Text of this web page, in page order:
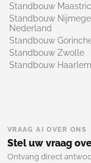
Standbouw
Standbouw
Nederland
Standbouw
Standbouw Zwolle
Standbouw Haarlem
VRAAG AI OVER ONS
Stel uw vraag
Ontvang direct